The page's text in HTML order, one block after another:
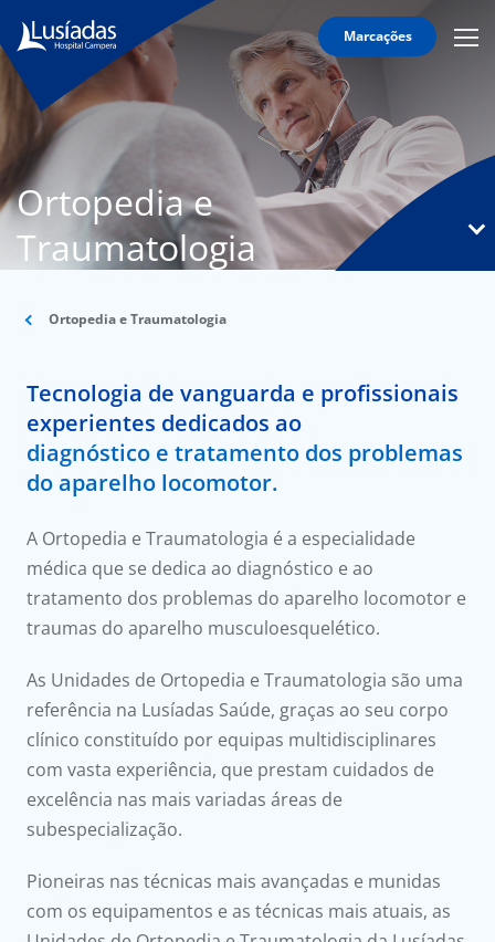
Marcações
Lusíadas
Hospitais
e
Clínicas
Clínico
Acordos
Sport
Ortopedia e
Traumatologia
Ortopedia e Traumatologia
Tecnologia de vanguarda e profissionais
experientes dedicados ao
diagnóstico e tratamento dos problemas
do aparelho locomotor.
A Ortopedia e Traumatologia é a especialidade
médica que se dedica ao diagnóstico e ao
tratamento dos problemas do aparelho locomotor e
traumas do aparelho musculoesquelético.
As Unidades de Ortopedia e Traumatologia são uma
referência na Lusíadas Saúde, graças ao seu corpo
clínico constituído por equipas multidisciplinares
com vasta experiência, que prestam cuidados de
excelência nas mais variadas áreas de
subespecialização.
Pioneiras nas técnicas mais avançadas e munidas
com os equipamentos e as técnicas mais atuais, as